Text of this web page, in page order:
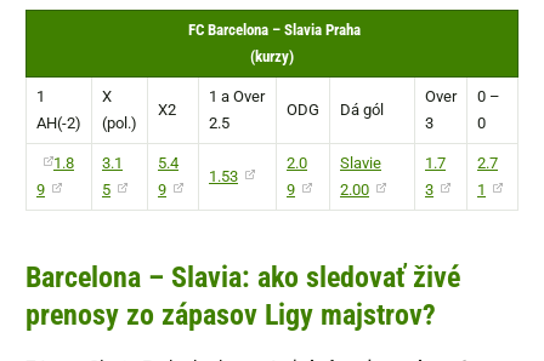
FC Barcelona – Slavia Praha
(kurzy)
1
AH(-2)
X
(pol.)
X2
1 a Over
2.5
ODG Dá gól
Over
3
0 –
0
1.8
9
3.1
5
5.4
9
1.53
2.0
9
Slavie
2.00
1.7
3
2.7
1
Barcelona – Slavia: ako sledovať živé
prenosy zo zápasov Ligy majstrov?